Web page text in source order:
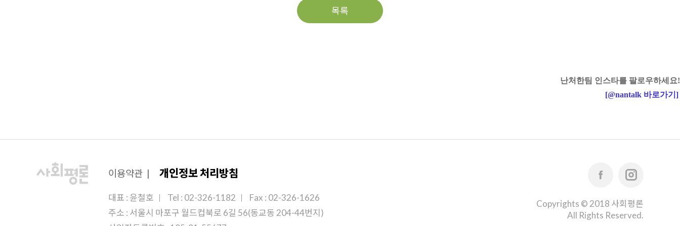
목록
난처한팀 인스타를 팔로우하세요!
[@nantalk 바로가기 ]
이용약관 | 개인정보 처리방침
대표 : 윤철호 Tel : 02-326-1182
Fax : 02-326-1626
주소 : 서울시 마포구 월드컵북로 6길 56(동교동 204-44번지)
Copyrights © 2018 사회평론
All Rights Reserved.